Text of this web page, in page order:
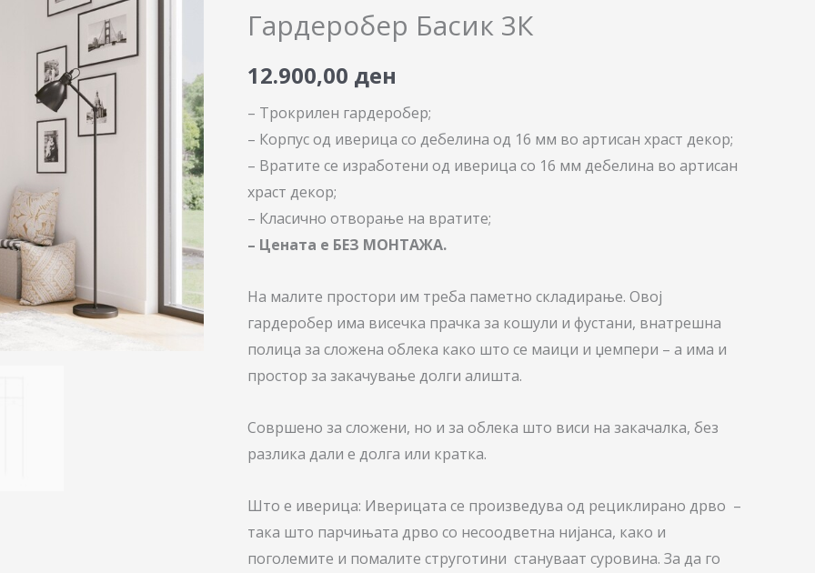
Гардеробер Басик 3К
12.900,00 ден
– Трокрилен гардеробер;
– Корпус од иверица со дебелина од 16 мм во артисан храст декор;
– Вратите се изработени од иверица со 16 мм дебелина во артисан
храст декор;
– Класично отворање на вратите;
– Цената е БЕЗ МОНТАЖА.
На малите простори им треба паметно складирање. Овoj
гардеробeр има висечка прачка за кошули и фустани, внатрешна
полица за сложена облека како што се маици и џемпери – а има и
простор за закачување долги алишта.
Совршено за сложени, но и за облека што виси на закачалка, без
разлика дали е долга или кратка.
Што е иверица: Иверицата се произведува од рециклирано дрво –
така што парчињата дрво со несоодветна нијанса, како и
поголемите и помалите струготини стануваат суровина. За да го
количина